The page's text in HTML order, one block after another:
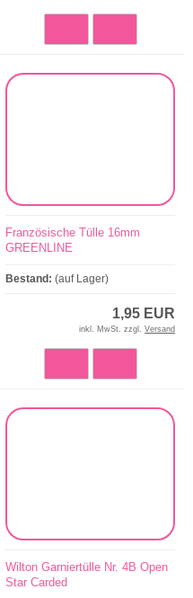
Französische Tülle 16mm
GREENLINE
Bestand: (auf Lager)
1,95 EUR
inkl. MwSt. zzgl. Versand
Wilton Garniertülle Nr. 4B Open
Star Carded